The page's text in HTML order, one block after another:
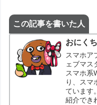
この記事を書いた人
おにく
スマホア
ェブマス
スマホ系
り、スマ
ています
紹介でき